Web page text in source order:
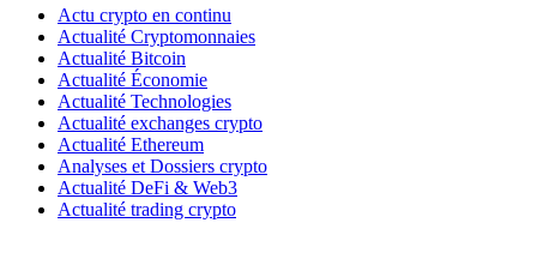
Actu crypto en continu
Actualité Cryptomonnaies
Actualité Bitcoin
Actualité Économie
Actualité Technologies
Actualité exchanges crypto
Actualité Ethereum
Analyses et Dossiers crypto
Actualité DeFi & Web3
Actualité trading crypto